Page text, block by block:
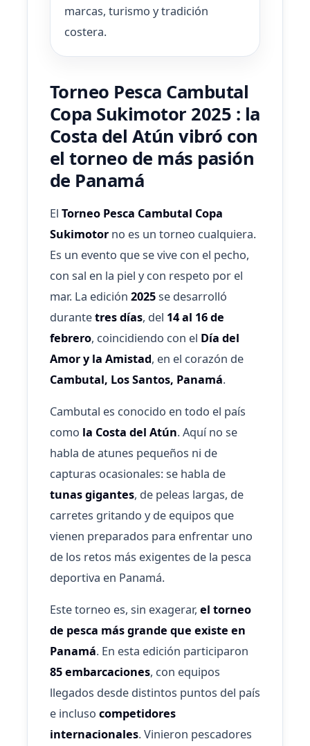
marcas, turismo y tradición
costera.
Torneo Pesca Cambutal
Copa Sukimotor 2025 : la
Costa del Atún vibró con
el torneo de más pasión
de Panamá
El Torneo Pesca Cambutal Copa
Sukimotor no es un torneo cualquiera.
Es un evento que se vive con el pecho,
con sal en la piel y con respeto por el
mar. La edición 2025se desarrolló
durantetres días, del 14 al 16 de
febrero, coincidiendo con el Día del
Amor y la Amistad, en el corazón de
Cambutal, Los Santos, Panamá.
Cambutal es conocido en todo el país
como la Costa del Atún. Aquí no se
habla de atunes pequeños ni de
capturas ocasionales: se habla de
tunas gigantes, de peleas largas, de
carretes gritando y de equipos que
vienen preparados para enfrentar uno
de los retos más exigentes de la pesca
deportiva en Panamá.
Este torneo es, sin exagerar, el torneo
de pesca más grande que existe en
Panamá. En esta edición participaron
85 embarcaciones, con equipos
llegados desde distintos puntos del país
e incluso competidores
internacionales. Vinieron pescadores